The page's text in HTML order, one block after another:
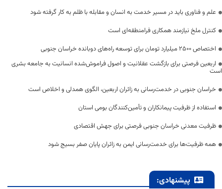
علم و فناوری باید در مسیر خدمت به انسان و مقابله با ظلم به کار گرفته شود
کنترل ملخ نیازمند همکاری فرامنطقه‌ای است
اختصاص 2500 میلیارد تومان برای توسعه راه‌های دوبانده خراسان جنوبی
اربعین فرصتی برای بازگشت عقلانیت و اصول فراموش‌شده انسانیت به جامعه بشری
است
خراسان جنوبی در خدمت‌رسانی به زائران اربعین، الگوی همدلی و اخلاص است
استفاده از ظرفیت پیمانکاران و تأمین‌کنندگان بومی استان
ظرفیت معدنی خراسان جنوبی فرصتی برای جهش اقتصادی
همه ظرفیت‌ها برای خدمت‌رسانی ایمن به زائران پایان صفر بسیج شود
پیشنهادی: